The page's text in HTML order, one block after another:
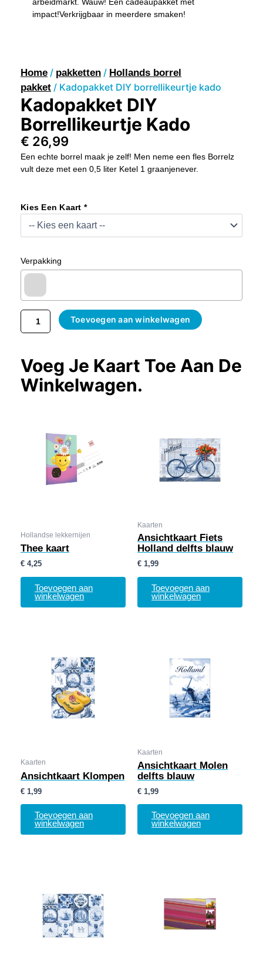
impact!Verkrijgbaar in meerdere smaken!
Home / pakketten / Hollands borrel
pakket / Kadopakket DIY borrellikeurtje kado
Kadopakket DIY
Borrellikeurtje Kado
€ 26,99
Een echte borrel maak je zelf! Men neme een fles Borrelz
vult deze met een 0,5 liter Ketel 1 graanjenever.
Kies Een Kaart *
Verpakking
DIY
Borrellikeurtje
Kado
Aantal
Toevoegen aan winkelwagen
Voeg Je Kaart Toe Aan De
Winkelwagen.
Hollandse lekkernijen
Thee kaart
€ 4,25
Toevoegen aan
winkelwagen
Kaarten
Ansichtkaart Fiets
Holland delfts blauw
€ 1,99
Toevoegen aan
winkelwagen
Kaarten
Ansichtkaart Klompen
€ 1,99
Toevoegen aan
winkelwagen
Kaarten
Ansichtkaart Molen
delfts blauw
€ 1,99
Toevoegen aan
winkelwagen